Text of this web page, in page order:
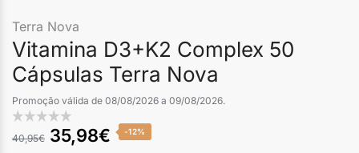
Terra Nova
Vitamina D3+K2 Complex 50
Cápsulas Terra Nova
Promoção válida de 08/08/2026 a 09/08/2026.
40,95€ 35,98€ -12%